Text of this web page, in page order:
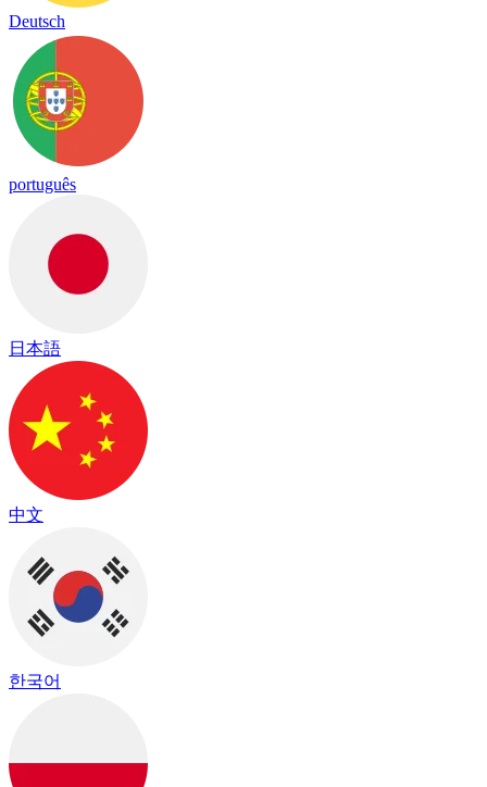
Deutsch
português
日本語
中文
한국어